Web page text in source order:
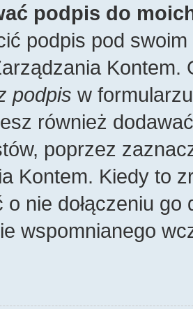
podpis do
podpis pod
podpis w
również
poprzez
Kontem. Kiedy to
o nie dołączeniu
wspomnianego